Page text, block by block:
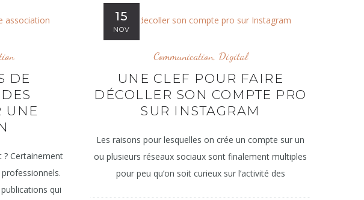
DE
UNE
? Certainement
qui
15
NOV
Communication, Digital
UNE CLEF POUR FAIRE
DÉCOLLER SON COMPTE PRO
SUR INSTAGRAM
Les raisons pour lesquelles on crée un compte sur un
ou plusieurs réseaux sociaux sont finalement multiples
pour peu qu’on soit curieux sur l’activité des